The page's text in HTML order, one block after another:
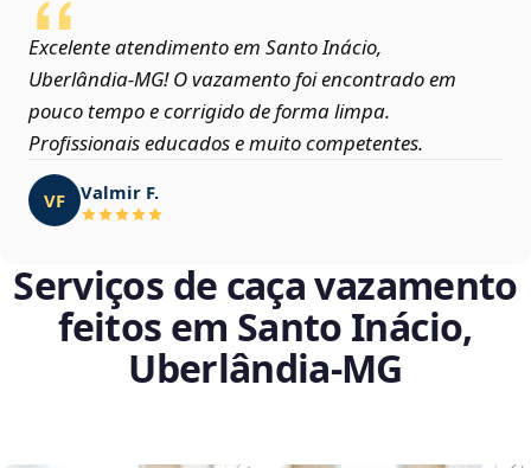
Excelente atendimento em Santo Inácio,
Uberlândia‑MG! O vazamento foi encontrado em
pouco tempo e corrigido de forma limpa.
Profissionais educados e muito competentes.
VF Valmir F.
Serviços de caça vazamento
feitos em Santo Inácio,
Uberlândia‑MG